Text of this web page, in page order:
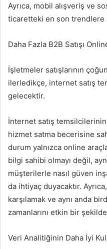
Ayrıca, mobil alışveriş ve
ticaretteki en son trendlere
Daha Fazla B2B Satışı
İşletmeler satışlarının
ilerledikçe, internet satış
gelecektir.
İnternet satış
hizmet satma becerisine
durum yalnızca online
bilgi sahibi olmayı değil,
müşterilerle nasıl güven
da ihtiyaç duyacaktır.
karşılamak ve aynı anda
zamanlarını etkin bir
Veri Analitiğinin Daha İyi